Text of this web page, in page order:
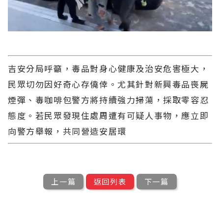
吉安分局呼籲，毒品對身心健康及治安危害極大，
民眾切勿因好奇心存僥倖。尤其針對新興毒品喪屍
煙彈、毒咖啡包警方將持續強力掃蕩，採取零容忍
態度。若民眾發現住處周遭有可疑人事物，應立即
向警方舉報，共同營造安居環
上一篇 返回列表 下一篇